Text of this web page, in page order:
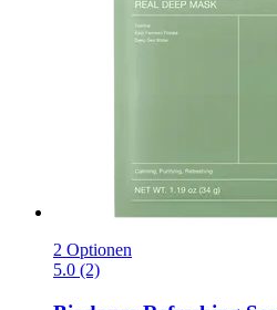
2 Optionen
5.0 (2)